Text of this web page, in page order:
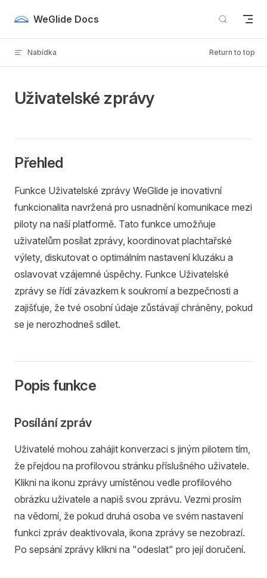
Skip to content
WeGlide Docs
Nabídka Return to top
Uživatelské zprávy
Přehled
Funkce Uživatelské zprávy WeGlide je inovativní
funkcionalita navržená pro usnadnění komunikace mezi
piloty na naší platformě. Tato funkce umožňuje
uživatelům posílat zprávy, koordinovat plachtařské
výlety, diskutovat o optimálním nastavení kluzáku a
oslavovat vzájemné úspěchy. Funkce Uživatelské
zprávy se řídí závazkem k soukromí a bezpečnosti a
zajišťuje, že tvé osobní údaje zůstávají chráněny, pokud
se je nerozhodneš sdílet.
Popis funkce
Posílání zpráv
Uživatelé mohou zahájit konverzaci s jiným pilotem tím,
že přejdou na profilovou stránku příslušného uživatele.
Klikni na ikonu zprávy umístěnou vedle profilového
obrázku uživatele a napiš svou zprávu. Vezmi prosím
na vědomí, že pokud druhá osoba ve svém nastavení
funkci zpráv deaktivovala, ikona zprávy se nezobrazí.
Po sepsání zprávy klikni na "odeslat" pro její doručení.